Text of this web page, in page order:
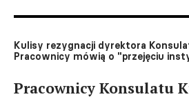
Kulisy rezygnacji dyrektora
Pracownicy mówią o "przejęciu
Pracownicy Konsulatu